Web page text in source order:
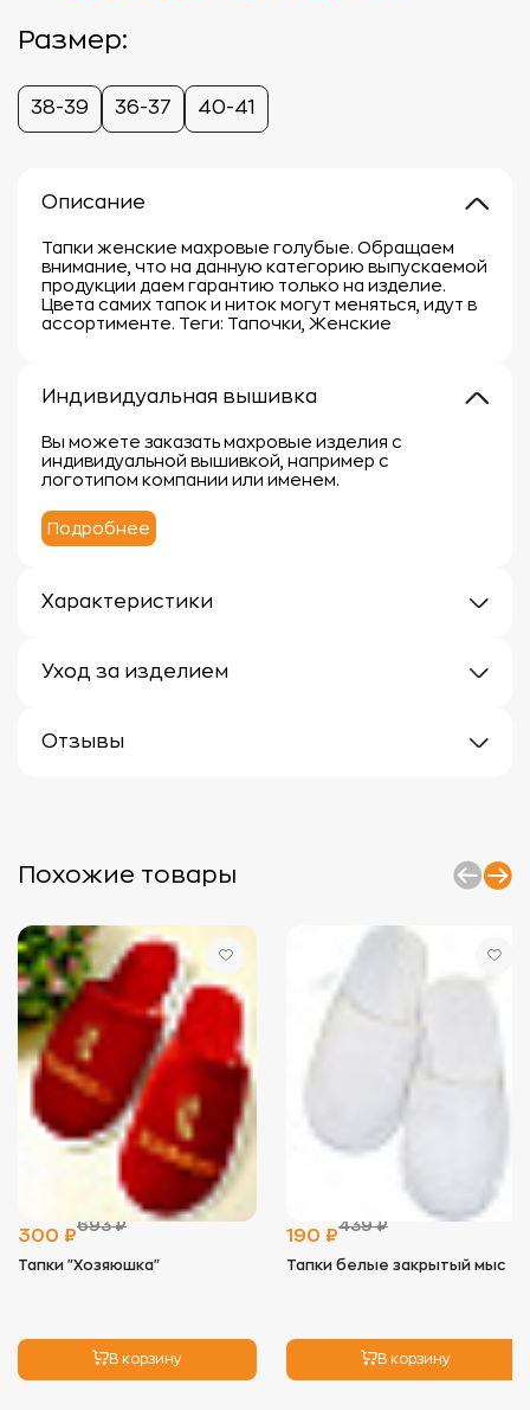
Размер:
38-39 36-37 40-41
Описание
Тапки женские махровые голубые. Обращаем
внимание, что на данную категорию выпускаемой
продукции даем гарантию только на изделие.
Цвета самих тапок и ниток могут меняться, идут в
ассортименте. Теги: Тапочки, Женские
Индивидуальная вышивка
Вы можете заказать махровые изделия с
индивидуальной вышивкой, например с
логотипом компании или именем.
Подробнее
Характеристики
Материал: 100% хлопок
Уход за изделием
чтобы сохранить их мягкость, впитывающие
без моющего средства.
- Стирать изделия отдельно от вещей с
избежать зацепок.
- Используйте мягкие моющие средства,
предпочтительно гели, и минимальное
количество кондиционера, так как он снижает
впитывающие свойства ткани.
- Оптимальная температура для стирки — 40°C. В
некоторых случаях (например, для полотенец)
допустимо повышение температуры до 60°C, но
регулярно стирать при высокой температуре не
рекомендуется.
2.Сушка:
- Избегайте длительного воздействия прямых
солнечных лучей, чтобы цвет не выгорал.
- Идеальный вариант — сушка на воздухе, но
можно использовать сушильную машину на
низких оборотах. Это помогает сохранить
мягкость изделия.
используйте режим деликатной глажки с низкой
температурой.
Отзывы
Похожие товары
300 ₽
693 ₽
Тапки "Хозяюшка"
В корзину
190 ₽
439 ₽
Тапки белые закрытый мыс
В корзину